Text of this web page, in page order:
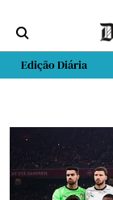
Edição Diária